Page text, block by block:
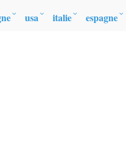
usa italie espagne